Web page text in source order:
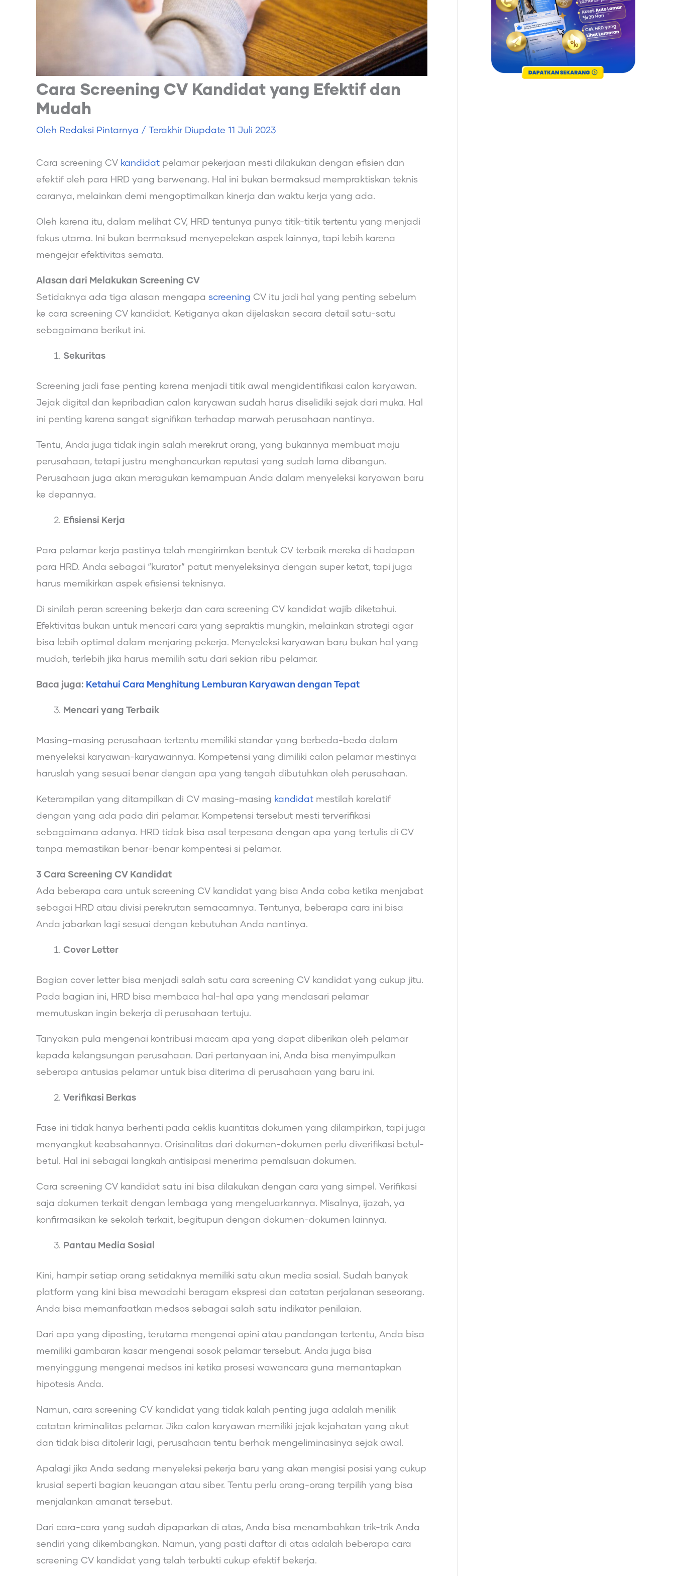
Cara Screening CV Kandidat yang Efektif dan
Mudah
Oleh Redaksi Pintarnya / Terakhir Diupdate 11 Juli 2023
Cara screening CV kandidat pelamar pekerjaan mesti dilakukan dengan efisien dan
efektif oleh para HRD yang berwenang. Hal ini bukan bermaksud mempraktiskan teknis
caranya, melainkan demi mengoptimalkan kinerja dan waktu kerja yang ada.
Oleh karena itu, dalam melihat CV, HRD tentunya punya titik-titik tertentu yang menjadi
fokus utama. Ini bukan bermaksud menyepelekan aspek lainnya, tapi lebih karena
mengejar efektivitas semata.
Alasan dari Melakukan Screening CV
Setidaknya ada tiga alasan mengapa screening CV itu jadi hal yang penting sebelum
ke cara screening CV kandidat. Ketiganya akan dijelaskan secara detail satu-satu
sebagaimana berikut ini.
Sekuritas
Screening jadi fase penting karena menjadi titik awal mengidentifikasi calon karyawan.
Jejak digital dan kepribadian calon karyawan sudah harus diselidiki sejak dari muka. Hal
ini penting karena sangat signifikan terhadap marwah perusahaan nantinya.
Tentu, Anda juga tidak ingin salah merekrut orang, yang bukannya membuat maju
perusahaan, tetapi justru menghancurkan reputasi yang sudah lama dibangun.
Perusahaan juga akan meragukan kemampuan Anda dalam menyeleksi karyawan baru
ke depannya.
Efisiensi Kerja
Para pelamar kerja pastinya telah mengirimkan bentuk CV terbaik mereka di hadapan
para HRD. Anda sebagai “kurator” patut menyeleksinya dengan super ketat, tapi juga
harus memikirkan aspek efisiensi teknisnya.
Di sinilah peran screening bekerja dan cara screening CV kandidat wajib diketahui.
Efektivitas bukan untuk mencari cara yang sepraktis mungkin, melainkan strategi agar
bisa lebih optimal dalam menjaring pekerja. Menyeleksi karyawan baru bukan hal yang
mudah, terlebih jika harus memilih satu dari sekian ribu pelamar.
Baca juga: Ketahui Cara Menghitung Lemburan Karyawan dengan Tepat
Mencari yang Terbaik
Masing-masing perusahaan tertentu memiliki standar yang berbeda-beda dalam
menyeleksi karyawan-karyawannya. Kompetensi yang dimiliki calon pelamar mestinya
haruslah yang sesuai benar dengan apa yang tengah dibutuhkan oleh perusahaan.
Keterampilan yang ditampilkan di CV masing-masing kandidat mestilah korelatif
dengan yang ada pada diri pelamar. Kompetensi tersebut mesti terverifikasi
sebagaimana adanya. HRD tidak bisa asal terpesona dengan apa yang tertulis di CV
tanpa memastikan benar-benar kompentesi si pelamar.
3 Cara Screening CV Kandidat
Ada beberapa cara untuk screening CV kandidat yang bisa Anda coba ketika menjabat
sebagai HRD atau divisi perekrutan semacamnya. Tentunya, beberapa cara ini bisa
Anda jabarkan lagi sesuai dengan kebutuhan Anda nantinya.
Cover Letter
Bagian cover letter bisa menjadi salah satu cara screening CV kandidat yang cukup jitu.
Pada bagian ini, HRD bisa membaca hal-hal apa yang mendasari pelamar
memutuskan ingin bekerja di perusahaan tertuju.
Tanyakan pula mengenai kontribusi macam apa yang dapat diberikan oleh pelamar
kepada kelangsungan perusahaan. Dari pertanyaan ini, Anda bisa menyimpulkan
seberapa antusias pelamar untuk bisa diterima di perusahaan yang baru ini.
Verifikasi Berkas
Fase ini tidak hanya berhenti pada ceklis kuantitas dokumen yang dilampirkan, tapi juga
menyangkut keabsahannya. Orisinalitas dari dokumen-dokumen perlu diverifikasi betul-
betul. Hal ini sebagai langkah antisipasi menerima pemalsuan dokumen.
Cara screening CV kandidat satu ini bisa dilakukan dengan cara yang simpel. Verifikasi
saja dokumen terkait dengan lembaga yang mengeluarkannya. Misalnya, ijazah, ya
konfirmasikan ke sekolah terkait, begitupun dengan dokumen-dokumen lainnya.
Pantau Media Sosial
Kini, hampir setiap orang setidaknya memiliki satu akun media sosial. Sudah banyak
platform yang kini bisa mewadahi beragam ekspresi dan catatan perjalanan seseorang.
Anda bisa memanfaatkan medsos sebagai salah satu indikator penilaian.
Dari apa yang diposting, terutama mengenai opini atau pandangan tertentu, Anda bisa
memiliki gambaran kasar mengenai sosok pelamar tersebut. Anda juga bisa
menyinggung mengenai medsos ini ketika prosesi wawancara guna memantapkan
hipotesis Anda.
Namun, cara screening CV kandidat yang tidak kalah penting juga adalah menilik
catatan kriminalitas pelamar. Jika calon karyawan memiliki jejak kejahatan yang akut
dan tidak bisa ditolerir lagi, perusahaan tentu berhak mengeliminasinya sejak awal.
Apalagi jika Anda sedang menyeleksi pekerja baru yang akan mengisi posisi yang cukup
krusial seperti bagian keuangan atau siber. Tentu perlu orang-orang terpilih yang bisa
menjalankan amanat tersebut.
Dari cara-cara yang sudah dipaparkan di atas, Anda bisa menambahkan trik-trik Anda
sendiri yang dikembangkan. Namun, yang pasti daftar di atas adalah beberapa cara
screening CV kandidat yang telah terbukti cukup efektif bekerja.